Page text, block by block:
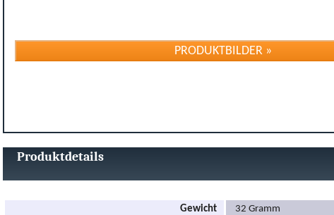
Produktdetails
Gewicht
32 Gramm